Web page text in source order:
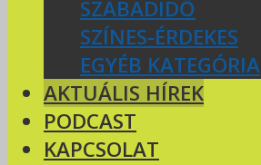
SZABADIDŐ
SZÍNES-ÉRDEKES
EGYÉB KATEGÓRIA
AKTUÁLIS HÍREK
PODCAST
KAPCSOLAT